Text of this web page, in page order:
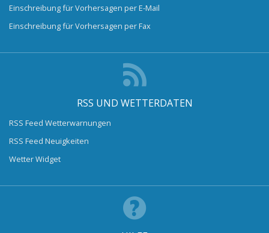
Einschreibung für Vorhersagen per E-Mail
Einschreibung für Vorhersagen per Fax
RSS UND WETTERDATEN
RSS Feed Wetterwarnungen
RSS Feed Neuigkeiten
Wetter Widget